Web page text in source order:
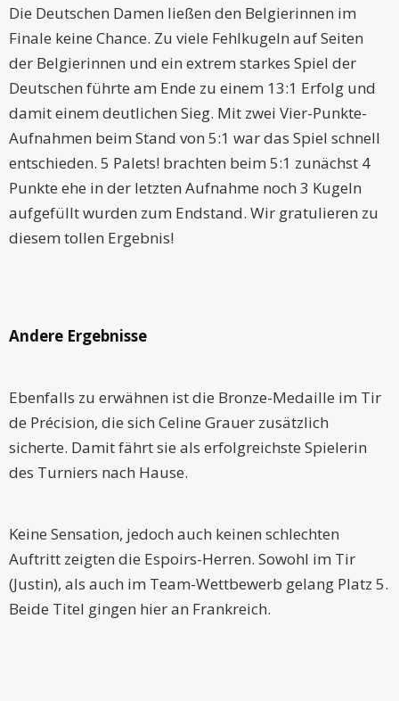
Die Deutschen Damen ließen den Belgierinnen im
Finale keine Chance. Zu viele Fehlkugeln auf Seiten
der Belgierinnen und ein extrem starkes Spiel der
Deutschen führte am Ende zu einem 13:1 Erfolg und
damit einem deutlichen Sieg. Mit zwei Vier-Punkte-
Aufnahmen beim Stand von 5:1 war das Spiel schnell
entschieden. 5 Palets! brachten beim 5:1 zunächst 4
Punkte ehe in der letzten Aufnahme noch 3 Kugeln
aufgefüllt wurden zum Endstand. Wir gratulieren zu
diesem tollen Ergebnis!
Andere Ergebnisse
Ebenfalls zu erwähnen ist die Bronze-Medaille im Tir
de Précision, die sich Celine Grauer zusätzlich
sicherte. Damit fährt sie als erfolgreichste Spielerin
des Turniers nach Hause.
Keine Sensation, jedoch auch keinen schlechten
Auftritt zeigten die Espoirs-Herren. Sowohl im Tir
(Justin), als auch im Team-Wettbewerb gelang Platz 5.
Beide Titel gingen hier an Frankreich.